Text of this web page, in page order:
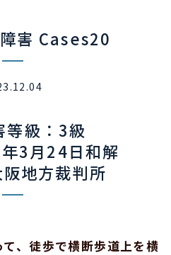
害 Cases20
等級：3級
3月24日和解
地方裁判所
、徒歩で横断歩道上を横